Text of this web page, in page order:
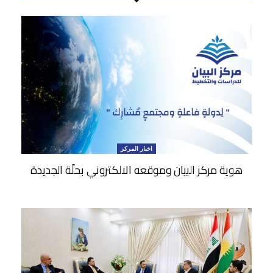
اخبار المركز
هوية مركز البيان وموقعه الالكتروني بحلّة الجديدة